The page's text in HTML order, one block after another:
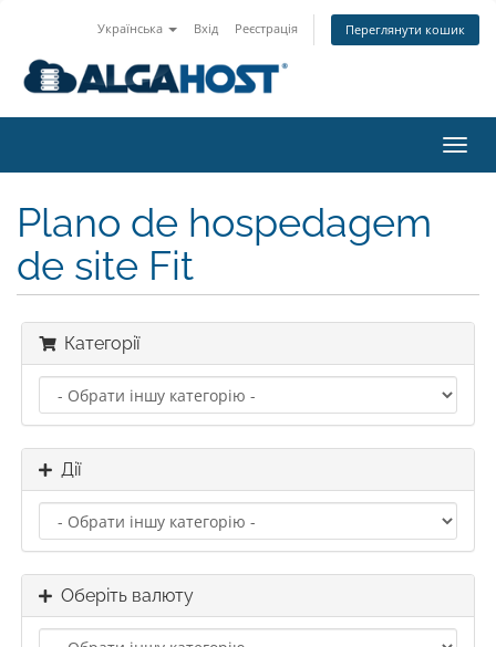
Українська Вхід Реєстрація Переглянути кошик
Plano de hospedagem
de site Fit
Категорії
Дії
Оберіть валюту